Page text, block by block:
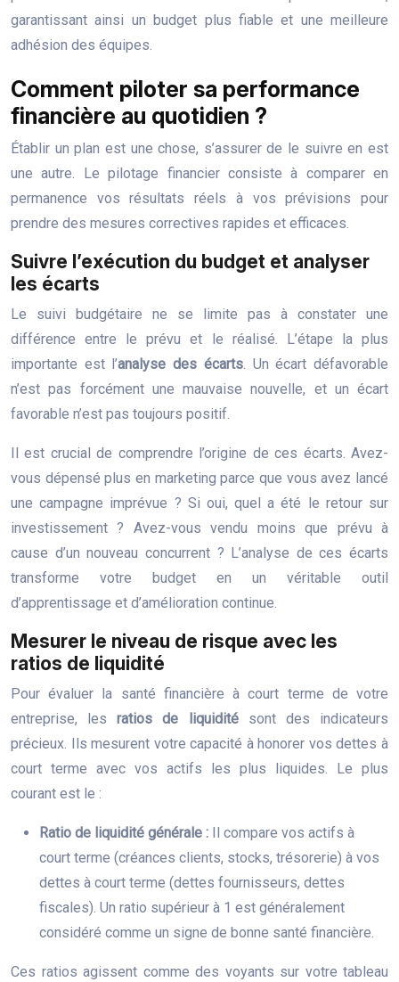
garantissant ainsi un budget plus fiable et une meilleure
adhésion des équipes.
Comment piloter sa performance
financière au quotidien ?
Établir un plan est une chose, s’assurer de le suivre en est
une autre. Le pilotage financier consiste à comparer en
permanence vos résultats réels à vos prévisions pour
prendre des mesures correctives rapides et efficaces.
Suivre l’exécution du budget et analyser
les écarts
Le suivi budgétaire ne se limite pas à constater une
différence entre le prévu et le réalisé. L’étape la plus
importante est l’analyse des écarts. Un écart défavorable
n’est pas forcément une mauvaise nouvelle, et un écart
favorable n’est pas toujours positif.
Il est crucial de comprendre l’origine de ces écarts. Avez-
vous dépensé plus en marketing parce que vous avez lancé
une campagne imprévue ? Si oui, quel a été le retour sur
investissement ? Avez-vous vendu moins que prévu à
cause d’un nouveau concurrent ? L’analyse de ces écarts
transforme votre budget en un véritable outil
d’apprentissage et d’amélioration continue.
Mesurer le niveau de risque avec les
ratios de liquidité
Pour évaluer la santé financière à court terme de votre
entreprise, lesratios de liquiditésont des indicateurs
précieux. Ils mesurent votre capacité à honorer vos dettes à
court terme avec vos actifs les plus liquides. Le plus
courant est le :
Ratio de liquidité générale : Il compare vos actifs à
court terme (créances clients, stocks, trésorerie) à vos
dettes à court terme (dettes fournisseurs, dettes
fiscales). Un ratio supérieur à 1 est généralement
considéré comme un signe de bonne santé financière.
Ces ratios agissent comme des voyants sur votre tableau